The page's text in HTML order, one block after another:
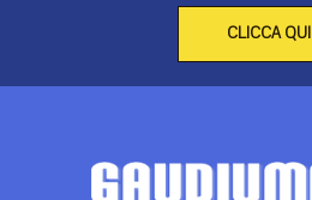
CLICCA QUI